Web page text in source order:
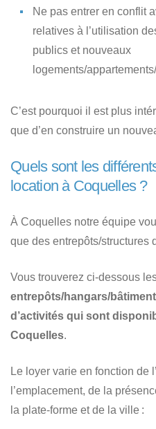
Ne pas entrer en conflit
relatives à l’utilisation
publics et nouveaux
logements/
C’est pourquoi il est plus
que d’en construire un
Quels sont les
location à Coquelles ?
À Coquelles notre équipe
que des entrepôts/structures
Vous trouverez ci-dessous
entrepôts/hangars/
d’activités qui sont
Coquelles.
Le loyer varie en fonction de
l’emplacement, de la
la plate-forme et de la ville :